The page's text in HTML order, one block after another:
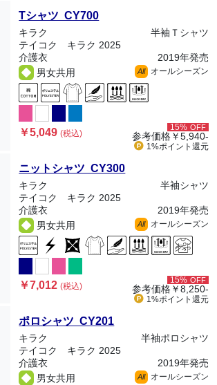
Tシャツ CY700
キラク
半袖Ｔシャツ
テイコク キラク 2025
介護衣
2019年発売
男女共用
All オールシーズン
￥5,049(税込)
15% OFF
参考価格￥5,940-
1%ポイント 還元
ニットシャツ CY300
キラク
半袖シャツ
テイコク キラク 2025
介護衣
2019年発売
男女共用
All オールシーズン
￥7,012(税込)
15% OFF
参考価格￥8,250-
1%ポイント 還元
ポロシャツ CY201
キラク
半袖ポロシャツ
テイコク キラク 2025
介護衣
2019年発売
男女共用
All オールシーズン